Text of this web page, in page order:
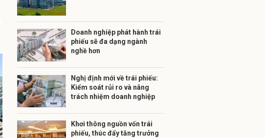
Doanh nghiệp phát hành trái
phiếu sẽ đa dạng ngành
nghề hơn
Nghị định mới về trái phiếu:
Kiểm soát rủi ro và nâng
trách nhiệm doanh nghiệp
Khơi thông nguồn vốn trái
phiếu, thúc đẩy tăng trưởng